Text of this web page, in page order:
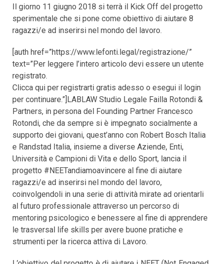
Il giorno 11 giugno 2018 si terrà il Kick Off del progetto
sperimentale che si pone come obiettivo di aiutare 8
ragazzi/e ad inserirsi nel mondo del lavoro.
[auth href=”https://www.lefonti.legal/registrazione/”
text=”Per leggere l’intero articolo devi essere un utente
registrato.
Clicca qui per registrarti gratis adesso o esegui il login
per continuare.”]LABLAW Studio Legale Failla Rotondi &
Partners, in persona del Founding Partner Francesco
Rotondi, che da sempre si è impegnato socialmente a
supporto dei giovani, quest’anno con Robert Bosch Italia
e Randstad Italia, insieme a diverse Aziende, Enti,
Università e Campioni di Vita e dello Sport, lancia il
progetto #NEETandiamoavincere al fine di aiutare
ragazzi/e ad inserirsi nel mondo del lavoro,
coinvolgendoli in una serie di attività mirate ad orientarli
al futuro professionale attraverso un percorso di
mentoring psicologico e benessere al fine di apprendere
le trasversal life skills per avere buone pratiche e
strumenti per la ricerca attiva di Lavoro.